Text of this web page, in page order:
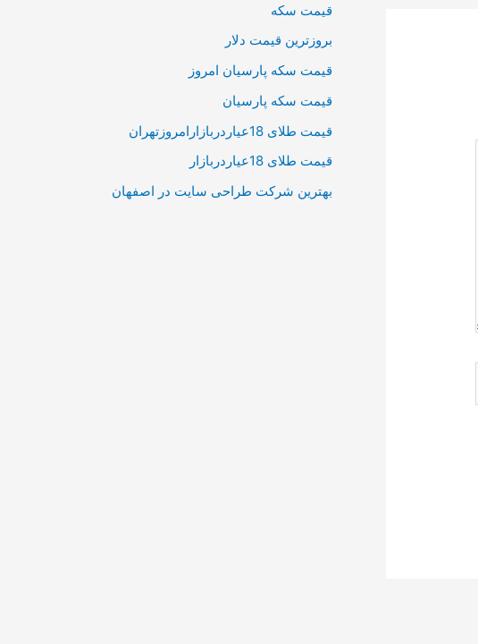
قیمت سکه
بروزترین قیمت دلار
قیمت سکه پارسیان امروز
قیمت سکه پارسیان
قیمت طلای 18عیاردربازارامروزتهران
قیمت طلای 18عیاردربازار
بهترین شرکت طراحی سایت در اصفهان